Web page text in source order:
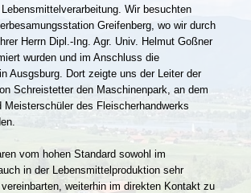
Wir besuchten
Greifenberg, wo wir durch
Herrn Dipl.-Ing. Agr. Univ. Helmut Goßner
wurden und im Anschluss die
Ausgsburg. Dort zeigte uns der Leiter der
Schreistetter den Maschinenpark, an dem
Meisterschüler des Fleischerhandwerks
vom hohen Standard sowohl im
in der Lebensmittelproduktion sehr
weiterhin im direkten Kontakt zu